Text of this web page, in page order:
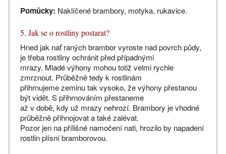
Pomůcky: Naklíčené brambory, motyka, rukavice.
5. Jak se o rostliny postarat?
Hned jak nať raných brambor vyroste nad povrch půdy,
je třeba rostliny ochránit před případnými
mrazy. Mladé výhony mohou totiž velmi rychle
zmrznout. Průběžně tedy k rostlinám
přihrnujeme zeminu tak vysoko, že výhony přestanou
být vidět. S přihrnováním přestaneme
až v době, kdy už mrazy nehrozí. Brambory je vhodné
průběžně přihnojovat a také zalévat.
Pozor jen na přílišné namočení nati, hrozilo by napadení
rostlin plísní bramborovou.